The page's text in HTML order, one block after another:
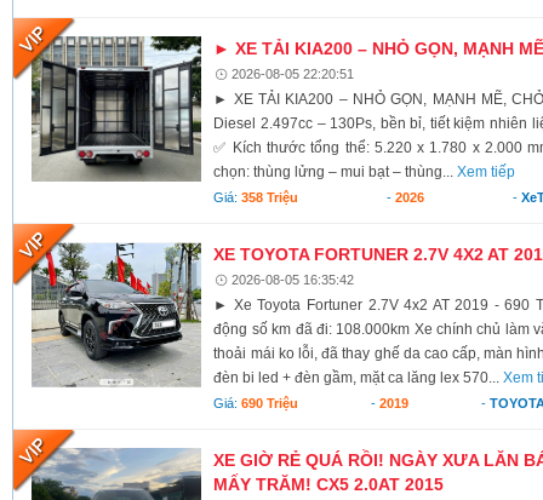
► XE TẢI KIA200 – NHỎ GỌN, MẠNH
2026-08-05 22:20:51
► XE TẢI KIA200 – NHỎ GỌN, MẠNH MẼ,
Diesel 2.497cc – 130Ps, bền bỉ, tiết kiệm nhiên
✅ Kích thước tổng thể: 5.220 x 1.780 x 2.000
chọn: thùng lửng – mui bạt – thùng...Xem tiếp
Giá:358 Triệu -2026 -
XE TOYOTA FORTUNER 2.7V 4X2 AT
2026-08-05 16:35:42
► Xe Toyota Fortuner 2.7V 4x2 AT 2019 - 690
động số km đã đi: 108.000km Xe chính chủ làm
thoải mái ko lỗi, đã thay ghế da cao cấp, màn
đèn bi led + đèn gầm, mặt ca lăng lex 570...Xem
Giá:690 Triệu -2019 -
XE GIỜ RẺ QUÁ RỒI! NGÀY XƯA LĂN
MẤY TRĂM! CX5 2.0AT 2015